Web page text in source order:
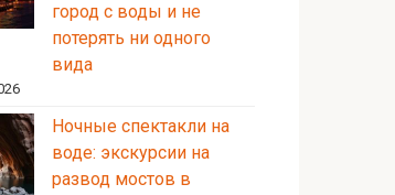
город с воды и не
потерять ни одного
вида
Ночные спектакли на
воде: экскурсии на
развод мостов в